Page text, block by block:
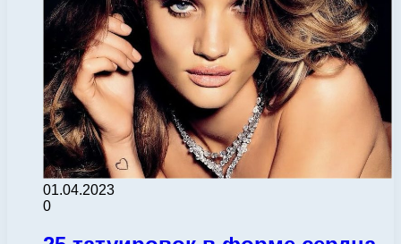
01.04.2023
0